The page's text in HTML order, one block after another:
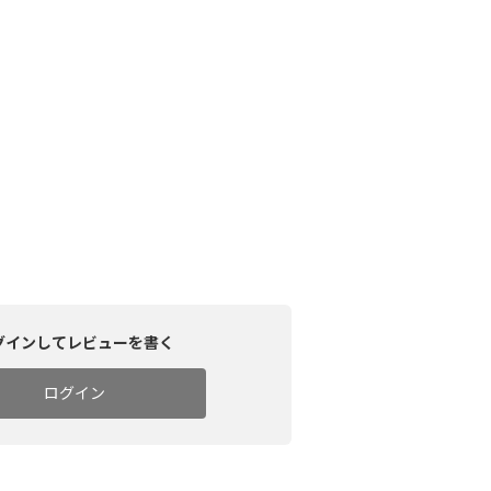
インしてレビューを書く
ログイン